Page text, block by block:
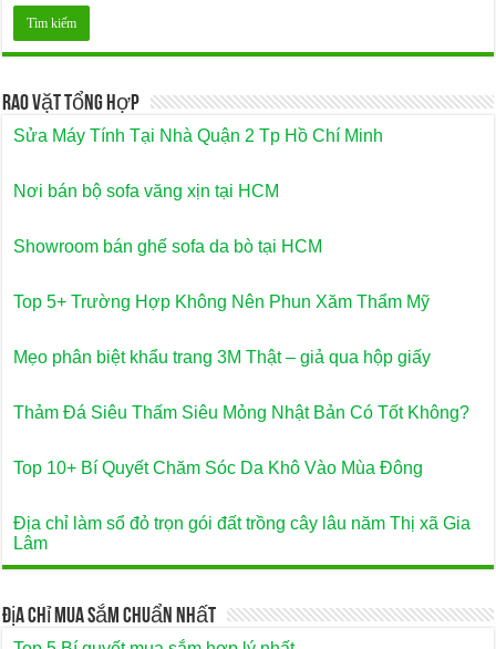
Rao Vặt Tổng Hợp
Sửa Máy Tính Tại Nhà Quận 2 Tp Hồ Chí Minh
Nơi bán bộ sofa văng xịn tại HCM
Showroom bán ghế sofa da bò tại HCM
Top 5+ Trường Hợp Không Nên Phun Xăm Thẩm Mỹ
Mẹo phân biệt khẩu trang 3M Thật – giả qua hộp giấy
Thảm Đá Siêu Thấm Siêu Mỏng Nhật Bản Có Tốt Không?
Top 10+ Bí Quyết Chăm Sóc Da Khô Vào Mùa Đông
Địa chỉ làm sổ đỏ trọn gói đất trồng cây lâu năm Thị xã Gia
Lâm
Địa Chỉ Mua Sắm Chuẩn Nhất